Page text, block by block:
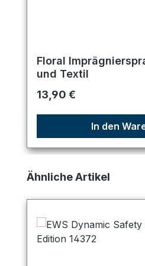
Floral
und Textil
Regulärer Preis:
13,90 €
In den
Produktgalerie überspringen
Ähnliche Artikel